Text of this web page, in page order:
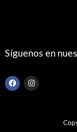
Síguenos en
F
a
c
I
n
s